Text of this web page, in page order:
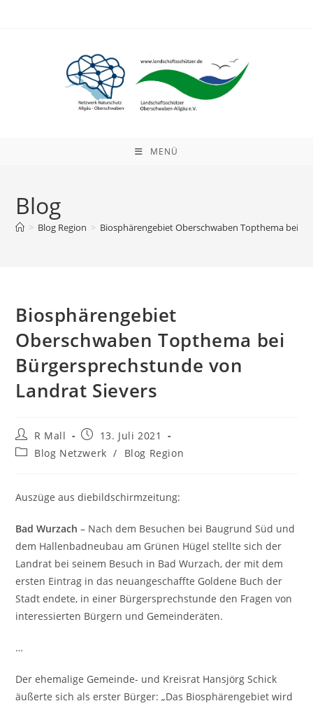
MENÜ
Blog
> Blog Region > Biosphärengebiet Oberschwaben Topthema bei
Biosphärengebiet
Oberschwaben Topthema bei
Bürgersprechstunde von
Landrat Sievers
Beitrags-
Autor:
R Mall
Beitrag
veröffentlicht:
13. Juli 2021
Beitrags-
Blog Netzwerk / Blog Region
Auszüge aus diebildschirmzeitung:
Bad Wurzach – Nach dem Besuchen bei Baugrund Süd und
dem Hallenbadneubau am Grünen Hügel stellte sich der
Landrat bei seinem Besuch in Bad Wurzach, der mit dem
ersten Eintrag in das neuangeschaffte Goldene Buch der
Stadt endete, in einer Bürgersprechstunde den Fragen von
interessierten Bürgern und Gemeinderäten.
…
Der ehemalige Gemeinde- und Kreisrat Hansjörg Schick
äußerte sich als erster Bürger: „Das Biosphärengebiet wird